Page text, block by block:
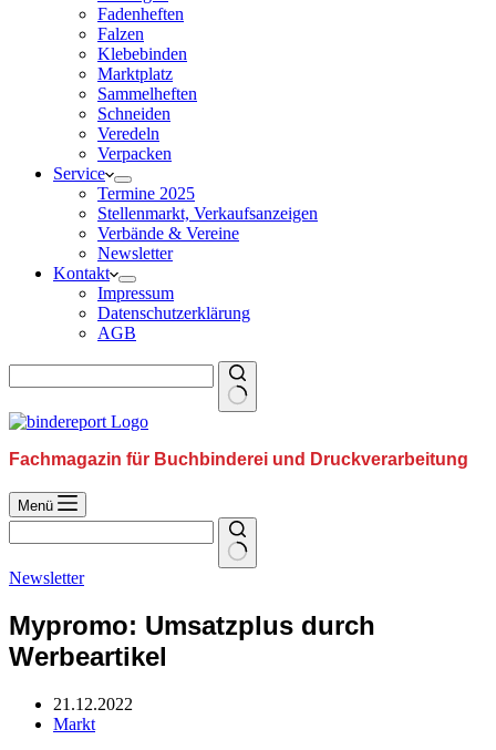
Fadenheften
Falzen
Klebebinden
Marktplatz
Sammelheften
Schneiden
Veredeln
Verpacken
Service
Termine 2025
Stellenmarkt, Verkaufsanzeigen
Verbände & Vereine
Newsletter
Kontakt
Impressum
Datenschutzerklärung
AGB
Fachmagazin für Buchbinderei und Druckverarbeitung
Menü
Newsletter
Mypromo: Umsatzplus durch
Werbeartikel
21.12.2022
Markt